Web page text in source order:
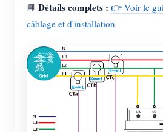
📘 Détails complets : 👉 Voir le
câblage et d'installation